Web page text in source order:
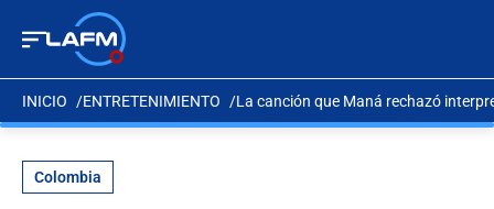
INICIO ENTRETENIMIENTO La canción que Maná rechazó
Colombia